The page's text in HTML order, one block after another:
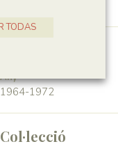
Any
1964-1972
Col·lecció
TODAS